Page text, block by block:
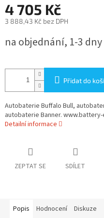
4 705 Kč
3 888,43 Kč bez DPH
cena:
na objednání, 1-3 dny
Přidat do
Autobaterie Buffalo Bull,
autobaterie Banner.
Detailní informace
ZEPTAT SE SDÍLET
Popis Hodnocení Diskuze